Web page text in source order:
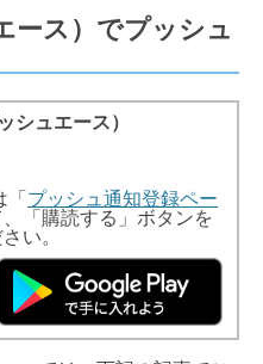
ース）でプッシュ
シュエース）
「プッシュ通知登録ペー
、「購読する」ボタンを
い。